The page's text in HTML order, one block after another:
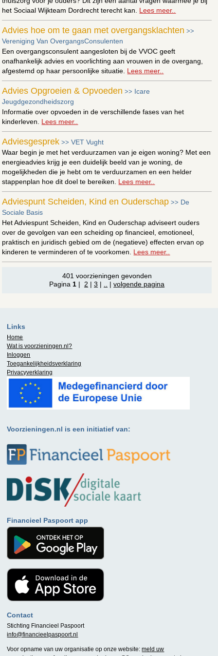
het Sociaal Wijkteam Dordrecht terecht kan. Lees meer..
Advies hoe om te gaan met overgangsklachten >>
Vereniging Van OvergangsConsulenten
Een overgangsconsulent aangesloten bij de VVOC geeft
onafhankelijk advies en voorlichting aan vrouwen in de overgang,
afgestemd op haar persoonlijke situatie. Lees meer..
Advies Opgroeien & Opvoeden >> Icare
Jeugdgezondheidszorg
Informatie over opvoeden in de verschillende fases van het
kinderleven. Lees meer..
Adviesgesprek >>VET Vught
Waar begin je met het verduurzamen van je eigen woning? Met een
energieadvies krijg je een duidelijk beeld van je woning, de
mogelijkheden die je hebt om te verduurzamen en een helder
stappenplan hoe dit doel te bereiken. Lees meer..
Adviespunt Scheiden, Kind en Ouderschap >> De
Sociale Basis
Het Adviespunt Scheiden, Kind en Ouderschap adviseert ouders
over de gevolgen van een scheiding op financieel, emotioneel,
praktisch en juridisch gebied om de (negatieve) effecten ervan op
kinderen te verminderen of te voorkomen. Lees meer..
401 voorzieningen gevonden
Pagina 1 | 2 |3 | |volgende pagina
Links
Home
Wat is voorzieningen.nl?
Inloggen
Toegankelijkheidsverklaring
Privacyverklaring
Voorzieningen.nl is een initiatief van:
Financieel Paspoort app
Contact
Stichting Financieel Paspoort
info@financieelpaspoort.nl
Voor opname van uw organisatie op onze website:meld uw